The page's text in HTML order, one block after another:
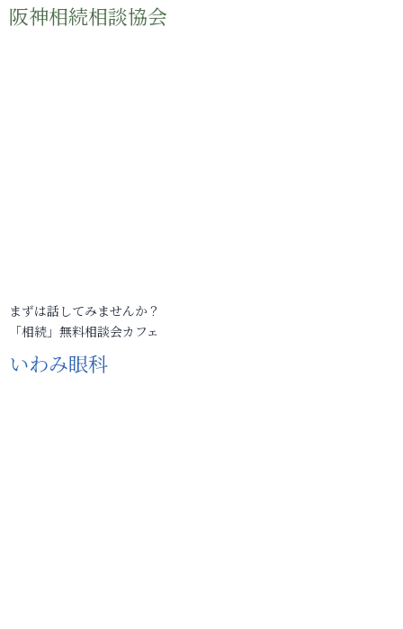
阪神相続相談協会
まずは話してみませんか？
「相続」無料相談会カフェ
いわみ眼科